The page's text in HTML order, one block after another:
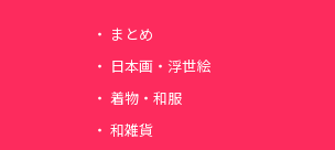
まとめ
日本画・浮世絵
着物・和服
和雑貨